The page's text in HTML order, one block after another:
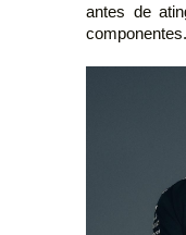
antes de
componentes.